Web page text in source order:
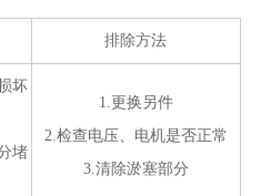
排除方法
坏
堵
1.更换另件
2.检查电压、电机是否正常
3.清除淤塞部分